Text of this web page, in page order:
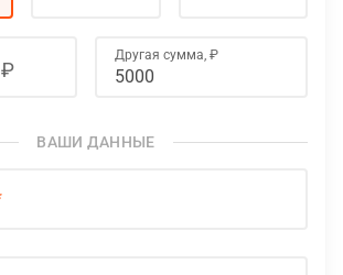
₽
Другая сумма, ₽
ВАШИ ДАННЫЕ